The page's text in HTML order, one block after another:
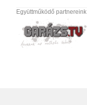
Együttműködő partnereink